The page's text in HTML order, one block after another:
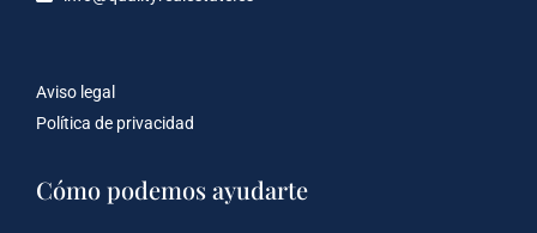
Aviso legal
Política de privacidad
Cómo podemos ayudarte